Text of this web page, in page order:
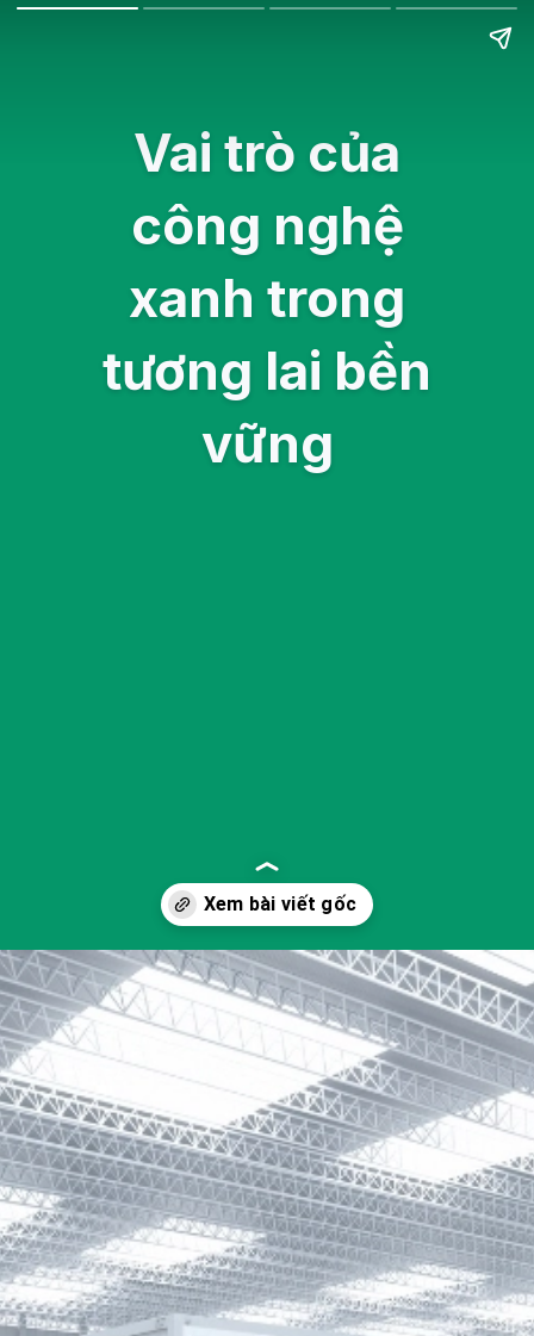
Vai trò của
công nghệ
xanh trong
tương lai bền
vững
Đang mở https://yeukhoahoc.edu.vn/vai-tro-cua-cong-nghe-xanh